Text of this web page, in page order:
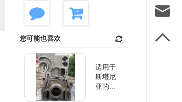


您可能也喜欢
适用于
斯堪尼
亚的缸